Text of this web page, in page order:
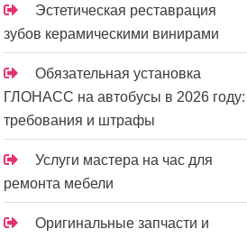
Эстетическая реставрация
зубов керамическими винирами
Обязательная установка
ГЛОНАСС на автобусы в 2026 году:
требования и штрафы
Услуги мастера на час для
ремонта мебели
Оригинальные запчасти и